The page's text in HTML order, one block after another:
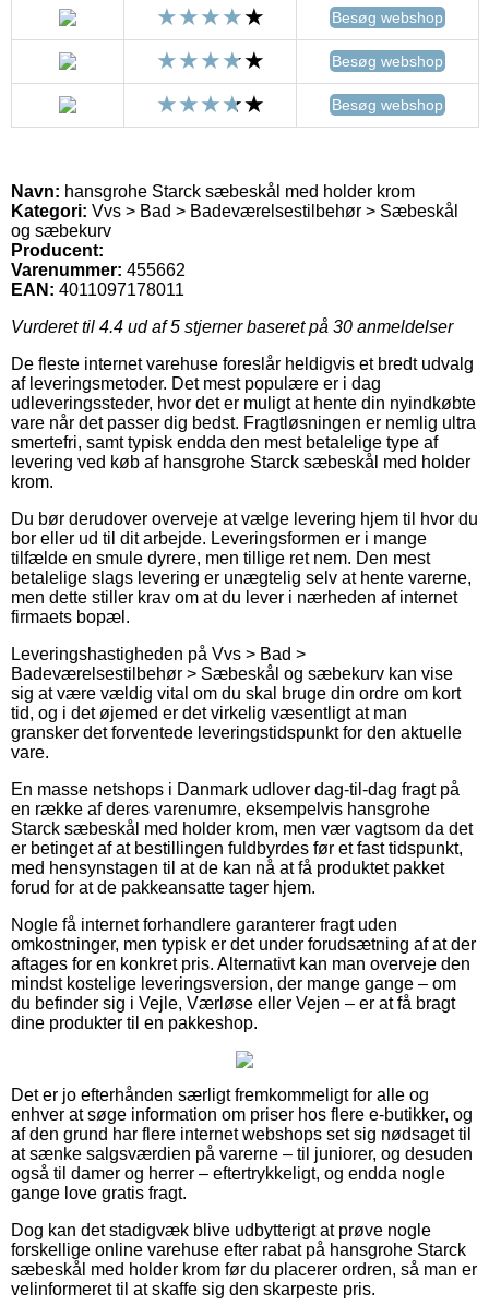
Besøg webshop
Besøg webshop
Besøg webshop
Navn: hansgrohe Starck sæbeskål med holder krom
Kategori: Vvs > Bad > Badeværelsestilbehør > Sæbeskål
og sæbekurv
Producent:
Varenummer: 455662
EAN: 4011097178011
Vurderet til 4.4 ud af 5 stjerner baseret på 30 anmeldelser
De fleste internet varehuse foreslår heldigvis et bredt udvalg
af leveringsmetoder. Det mest populære er i dag
udleveringssteder, hvor det er muligt at hente din nyindkøbte
vare når det passer dig bedst. Fragtløsningen er nemlig ultra
smertefri, samt typisk endda den mest betalelige type af
levering ved køb af hansgrohe Starck sæbeskål med holder
krom.
Du bør derudover overveje at vælge levering hjem til hvor du
bor eller ud til dit arbejde. Leveringsformen er i mange
tilfælde en smule dyrere, men tillige ret nem. Den mest
betalelige slags levering er unægtelig selv at hente varerne,
men dette stiller krav om at du lever i nærheden af internet
firmaets bopæl.
Leveringshastigheden på Vvs > Bad >
Badeværelsestilbehør > Sæbeskål og sæbekurv kan vise
sig at være vældig vital om du skal bruge din ordre om kort
tid, og i det øjemed er det virkelig væsentligt at man
gransker det forventede leveringstidspunkt for den aktuelle
vare.
En masse netshops i Danmark udlover dag-til-dag fragt på
en række af deres varenumre, eksempelvis hansgrohe
Starck sæbeskål med holder krom, men vær vagtsom da det
er betinget af at bestillingen fuldbyrdes før et fast tidspunkt,
med hensynstagen til at de kan nå at få produktet pakket
forud for at de pakkeansatte tager hjem.
Nogle få internet forhandlere garanterer fragt uden
omkostninger, men typisk er det under forudsætning af at der
aftages for en konkret pris. Alternativt kan man overveje den
mindst kostelige leveringsversion, der mange gange – om
du befinder sig i Vejle, Værløse eller Vejen – er at få bragt
dine produkter til en pakkeshop.
Det er jo efterhånden særligt fremkommeligt for alle og
enhver at søge information om priser hos flere e-butikker, og
af den grund har flere internet webshops set sig nødsaget til
at sænke salgsværdien på varerne – til juniorer, og desuden
også til damer og herrer – eftertrykkeligt, og endda nogle
gange love gratis fragt.
Dog kan det stadigvæk blive udbytterigt at prøve nogle
forskellige online varehuse efter rabat på hansgrohe Starck
sæbeskål med holder krom før du placerer ordren, så man er
velinformeret til at skaffe sig den skarpeste pris.